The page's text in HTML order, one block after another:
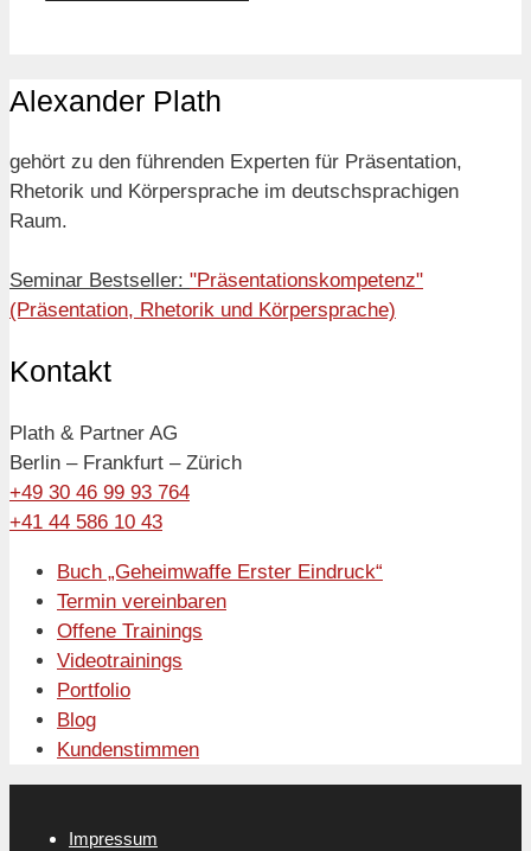
Alexander Plath
gehört zu den führenden Experten für Präsentation,
Rhetorik und Körpersprache im deutschsprachigen
Raum.
Seminar Bestseller: "Präsentationskompetenz"
(Präsentation, Rhetorik und Körpersprache)
Kontakt
Plath & Partner AG
Berlin – Frankfurt – Zürich
+49 30 46 99 93 764
+41 44 586 10 43
Buch „Geheimwaffe Erster Eindruck“
Termin vereinbaren
Offene Trainings
Videotrainings
Portfolio
Blog
Kundenstimmen
Impressum